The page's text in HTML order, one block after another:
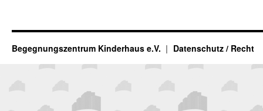
Begegnungszentrum Kinderhaus e.V. Datenschutz / Recht